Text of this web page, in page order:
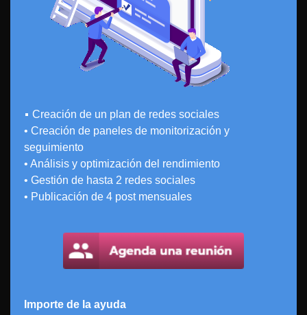
• Creación de un plan de redes sociales
• Creación de paneles de monitorización y
seguimiento
• Análisis y optimización del rendimiento
• Gestión de hasta 2 redes sociales
• Publicación de 4 post mensuales
Importe de la ayuda